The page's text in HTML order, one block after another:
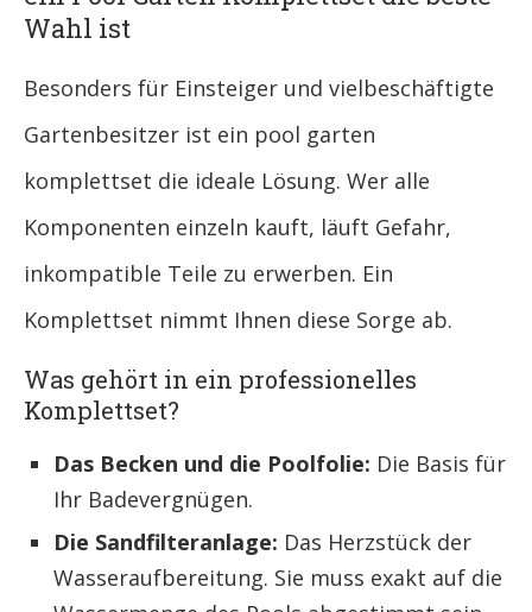
Wahl ist
Besonders für Einsteiger und vielbeschäftigte
Gartenbesitzer ist ein pool garten
komplettset die ideale Lösung. Wer alle
Komponenten einzeln kauft, läuft Gefahr,
inkompatible Teile zu erwerben. Ein
Komplettset nimmt Ihnen diese Sorge ab.
Was gehört in ein professionelles
Komplettset?
Das Becken und die Poolfolie: Die Basis für
Ihr Badevergnügen.
Die Sandfilteranlage: Das Herzstück der
Wasseraufbereitung. Sie muss exakt auf die